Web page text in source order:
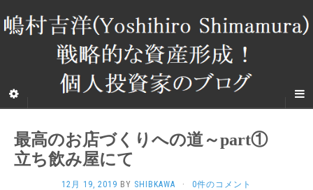
最高のお店づくりへの道～part①
立ち飲み屋にて
12月 19, 2019 BY SHIBKAWA · 0件のコメント